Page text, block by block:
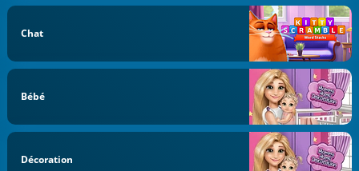
Chat
Bébé
Décoration